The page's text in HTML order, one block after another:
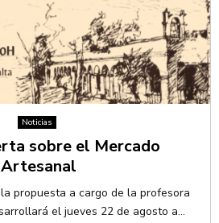
Noticias
sobre el Mercado
Artesanal
propuesta a cargo de la profesora
el jueves 22 de agosto a...